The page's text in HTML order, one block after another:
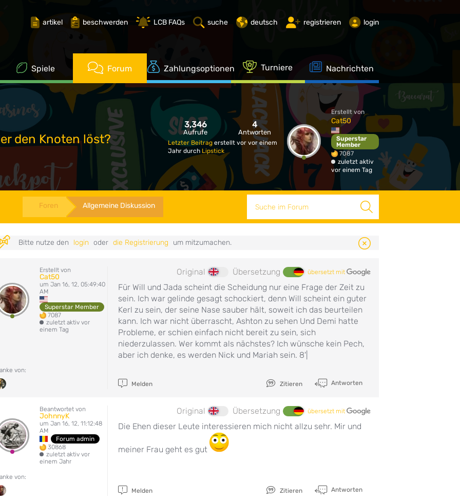
artikel beschwerden LCB FAQs suche deutsch registrieren login
Spiele Forum Zahlungsoptionen Turniere Nachrichten
den Knoten löst?
3,346
Aufrufe
4
Antworten
Letzter Beitragerstellt vor vor einem
Jahr durch Lipstick
Erstellt von
Cat50
Superstar
Member
7087
zuletzt aktiv
vor einem Tag
Foren Allgemeine Diskussion
Bitte nutze den login oder die Registrierung um mitzumachen.
Erstellt von
Cat50
um Jan 16, 12, 05:49:40
AM
Superstar Member
7087
zuletzt aktiv vor
einem Tag
von:
Original Übersetzung übersetzt mit
Für Will und Jada scheint die Scheidung nur eine Frage der Zeit zu
sein. Ich war gelinde gesagt schockiert, denn Will scheint ein guter
Kerl zu sein, der seine Nase sauber hält, soweit ich das beurteilen
kann. Ich war nicht überrascht, Ashton zu sehen Und Demi hatte
Probleme, er schien einfach nicht bereit zu sein, sich
niederzulassen. Wer kommt als nächstes? Ich wünsche kein Pech,
aber ich denke, es werden Nick und Mariah sein. 8'|
Melden Zitieren Antworten
Beantwortet von
JohnnyK
um Jan 16, 12, 11:12:48
AM
Forum admin
30868
zuletzt aktiv vor
einem Jahr
von:
Original Übersetzung übersetzt mit
Die Ehen dieser Leute interessieren mich nicht allzu sehr. Mir und
meiner Frau geht es gut
Melden Zitieren Antworten